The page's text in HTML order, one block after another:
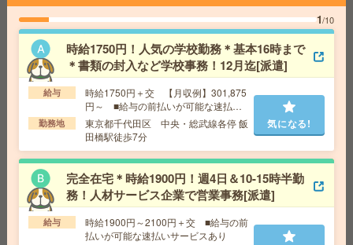
給 与 時給1400円 月収例 217,000円
交通費 全額支給
勤務地 久喜駅車10分（無料駐車場あり）
気になる!
【在宅あり】16時台定時×残業なし！システム入力メイ
給 与
交通費 全額支給
勤務地
本厚木駅徒歩17分 ※本厚木駅から1.4ｋｍ！
戸室エリア
1/10
時給1750円！人気の学校勤務＊基本16時まで
＊書類の封入など学校事務！12月迄[派遣]
給与
時給1750円＋交 【月収例】301,875
円～ ■給与の前払いが可能な速払い
サービスあり
勤務地
東京都千代田区 中央・総武線各停 飯
田橋駅徒歩7分
気になる!
完全在宅＊時給1900円！週4日＆10-15時半勤
務！人材サービス企業で営業事務[派遣]
給与
時給1900円～2100円＋交 ■給与の前
払いが可能な速払いサービスあり